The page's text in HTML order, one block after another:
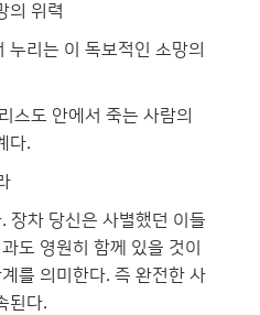
의 위력
누리는 이 독보적인 소망의
스도 안에서 죽는 사람의
다.
장차 당신은 사별했던 이들
도 영원히 함께 있을 것이
를 의미한다. 즉 완전한 사
된다.